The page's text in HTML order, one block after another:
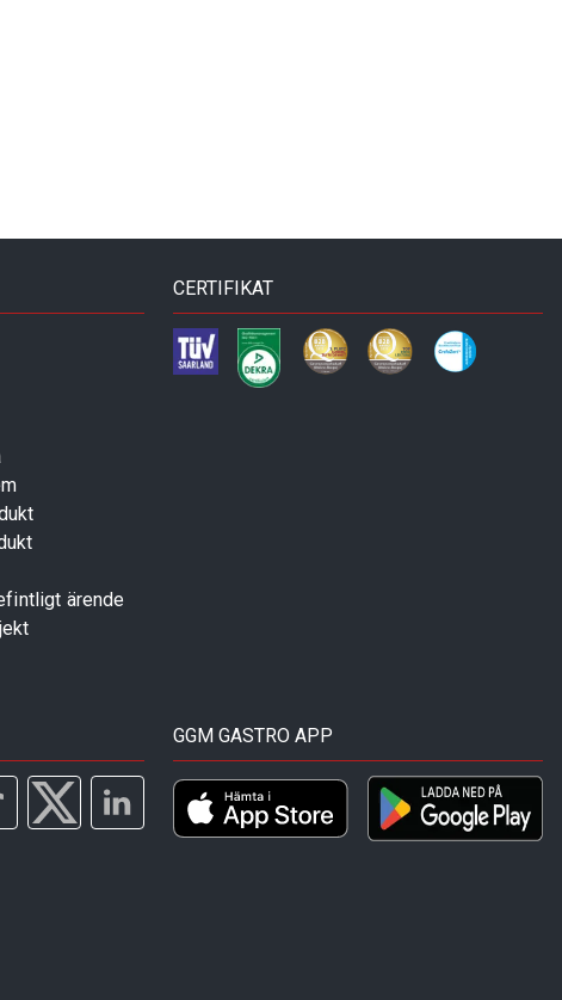
ärende
CERTIFIKAT
GGM GASTRO APP